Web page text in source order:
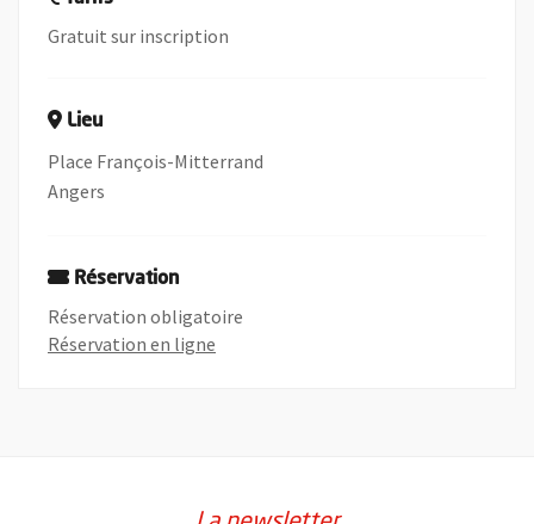
Gratuit sur inscription
Lieu
Place François-Mitterrand
Angers
Réservation
Réservation obligatoire
Réservation en ligne